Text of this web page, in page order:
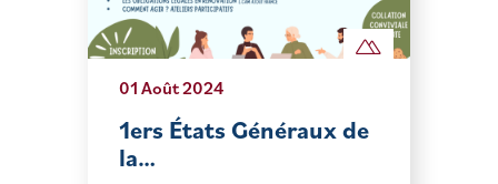
01 Août 2024
1ers États Généraux de
la…